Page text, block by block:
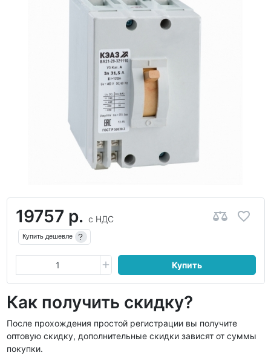
19757 р. с НДС
Купить дешевле ?
Купить
Как получить скидку?
После прохождения простой регистрации вы получите
оптовую скидку, дополнительные скидки зависят от суммы
покупки.